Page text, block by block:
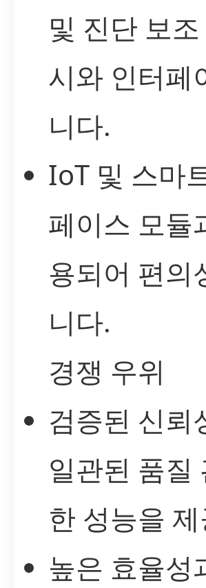
및 진단 보
시와 인터페
니다.
IoT 및 스마
페이스 모듈
용되어 편의
니다.
경쟁 우위
검증된 신뢰
일관된 품질
한 성능을
높은 효율성